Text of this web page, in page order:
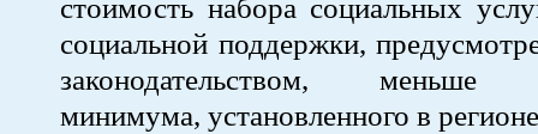
стоимость набора социальных
социальной поддержки,
законодательством, меньше
минимума, установленного в